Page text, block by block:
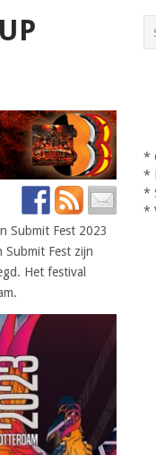
Submit Fest 2023
Fest zijn
Het festival
*
*
*
*